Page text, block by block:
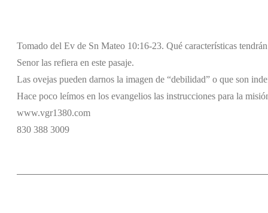
Tomado del Ev de Sn Mateo 10:16-23. Qué características
Senor las refiera en este pasaje.
Las ovejas pueden darnos la imagen de “debilidad” o que son
Hace poco leímos en los evangelios las instrucciones para la
www.vgr1380.com
830 388 3009